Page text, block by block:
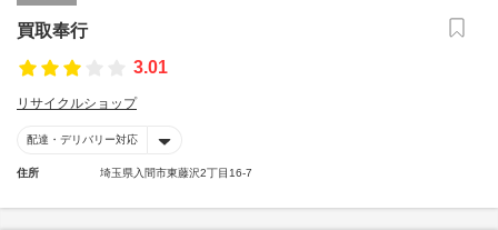
買取奉行
3.01
リサイクルショップ
配達・デリバリー対応
住所 埼玉県入間市東藤沢2丁目16-7